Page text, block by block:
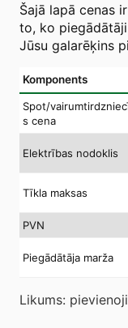
Šajā lapā cenas
to, ko
Jūsu galarēķins
Komponents
Spot/
s cena
Elektrības nodoklis
Tīkla maksas
PVN
Piegādātāja marža
Likums: